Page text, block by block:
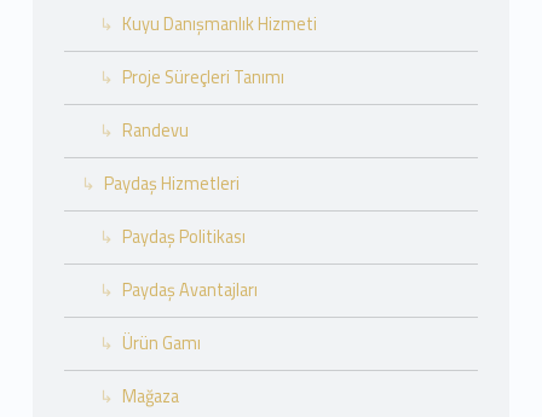
Kuyu Danışmanlık Hizmeti
Proje Süreçleri Tanımı
Randevu
Paydaş Hizmetleri
Paydaş Politikası
Paydaş Avantajları
Ürün Gamı
Mağaza